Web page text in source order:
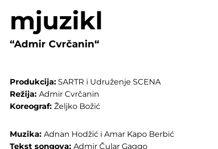
mjuzikl
“Admir Cvrčanin“
Produkcija: SARTR i Udruženje SCENA
Režija: Admir Cvrčanin
Koreograf: Željko Božić
Muzika: Adnan Hodžić i Amar Kapo Berbić
Tekst songova: Admir Čular Gaggo